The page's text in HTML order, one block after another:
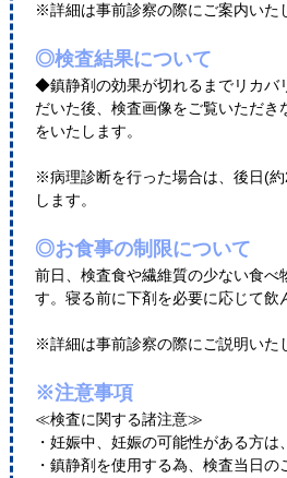
※詳細は事前診察の際にご案内いた
◎検査結果について
◆鎮静剤の効果が切れるまでリカバ
だいた後、検査画像をご覧いただき
をいたします。
※病理診断を行った場合は、後日(
します。
◎お食事の制限について
前日、検査食や繊維質の少ない食べ
す。寝る前に下剤を必要に応じて飲
※詳細は事前診察の際にご説明いた
※注意事項
≪検査に関する諸注意≫
・妊娠中、妊娠の可能性がある方は
・鎮静剤を使用する為、検査当日